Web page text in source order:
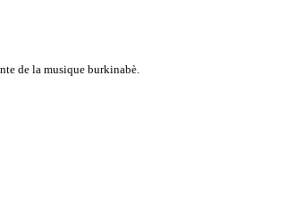
de la musique burkinabè.